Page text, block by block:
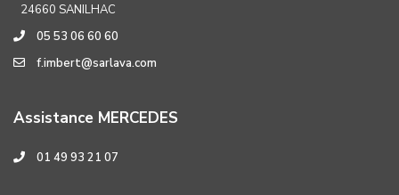
24660 SANILHAC
05 53 06 60 60
f.imbert@sarlava.com
Assistance MERCEDES
01 49 93 21 07